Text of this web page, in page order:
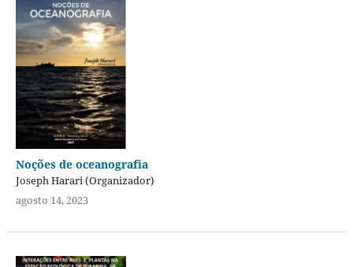
Noções de oceanografia
Joseph Harari (Organizador)
agosto 14, 2023